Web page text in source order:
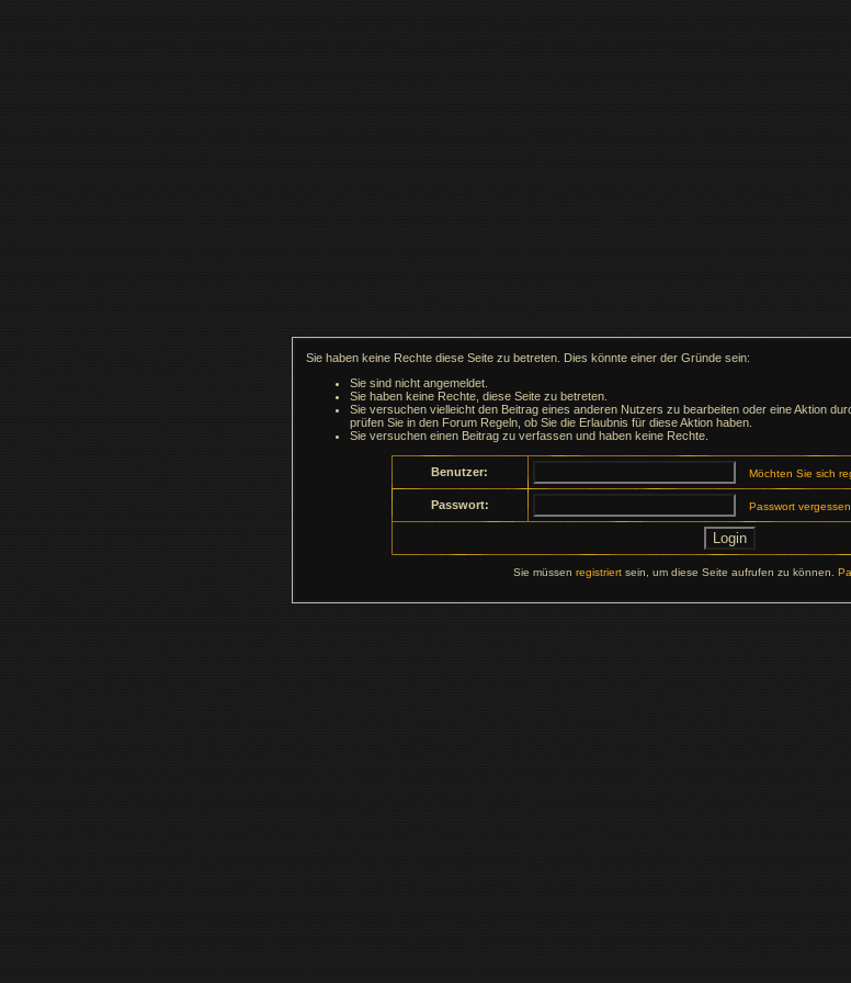
Sie haben keine Rechte diese Seite zu betreten. Dies könnte einer der Gründe sein:
Sie sind nicht angemeldet.
Sie haben keine Rechte, diese Seite zu betreten.
Sie versuchen vielleicht den Beitrag eines anderen Nutzers zu bearbeiten oder eine Aktion
prüfen Sie in den Forum Regeln, ob Sie die Erlaubnis für diese Aktion haben.
Sie versuchen einen Beitrag zu verfassen und haben keine Rechte.
Benutzer: Möchten Sie sich
Passwort: Passwort
Sie müssen registriertsein, um diese Seite aufrufen zu können.